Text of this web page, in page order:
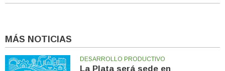
MÁS NOTICIAS
DESARROLLO PRODUCTIVO
La Plata será sede en